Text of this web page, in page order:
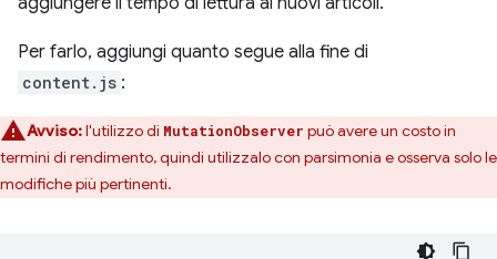
Per farlo, aggiungi quanto segue alla fine di
content.js :
Avviso:l'utilizzo di MutationObserver può avere un costo in
termini di rendimento, quindi utilizzalo con parsimonia e osserva solo le
modifiche più pertinenti.